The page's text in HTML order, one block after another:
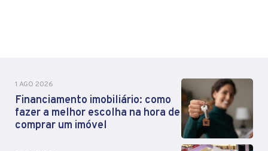
1 AGO 2026
Financiamento imobiliário: como
fazer a melhor escolha na hora de
comprar um imóvel